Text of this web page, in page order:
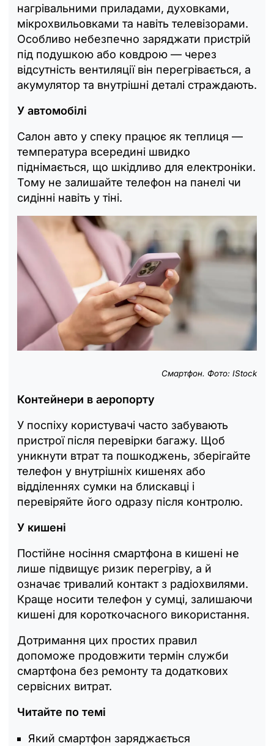
нагрівальними приладами, духовками,
мікрохвильовками та навіть телевізорами.
Особливо небезпечно заряджати пристрій
під подушкою або ковдрою — через
відсутність вентиляції він перегрівається, а
акумулятор та внутрішні деталі страждають.
У автомобілі
Салон авто у спеку працює як теплиця —
температура всередині швидко
піднімається, що шкідливо для електроніки.
Тому не залишайте телефон на панелі чи
сидінні навіть у тіні.
Смартфон. Фото: IStock
Контейнери в аеропорту
У поспіху користувачі часто забувають
пристрої після перевірки багажу. Щоб
уникнути втрат та пошкоджень, зберігайте
телефон у внутрішніх кишенях або
відділеннях сумки на блискавці і
перевіряйте його одразу після контролю.
У кишені
Постійне носіння смартфона в кишені не
лише підвищує ризик перегріву, а й
означає тривалий контакт з радіохвилями.
Краще носити телефон у сумці, залишаючи
кишені для короткочасного використання.
Дотримання цих простих правил
допоможе продовжити термін служби
смартфона без ремонту та додаткових
сервісних витрат.
Читайте по темі
Який смартфон заряджається